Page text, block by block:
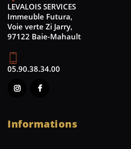
LEVALOIS SERVICES
Immeuble Futura,
Voie verte Zi Jarry,
97122 Baie-Mahault
05.90.38.34.00
Informations